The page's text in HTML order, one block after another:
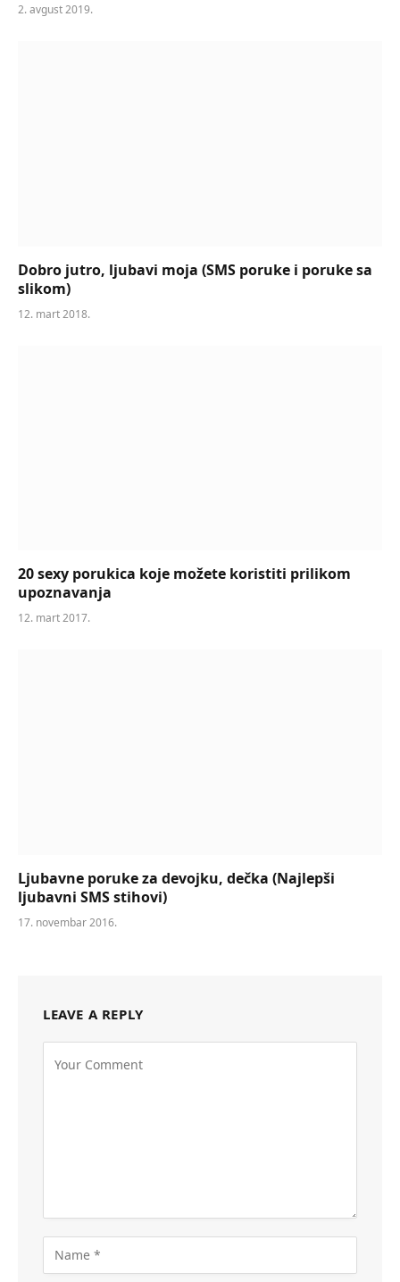
2. avgust 2019.
Dobro jutro, ljubavi moja (SMS poruke i poruke sa
slikom)
12. mart 2018.
20 sexy porukica koje možete koristiti prilikom
upoznavanja
12. mart 2017.
Ljubavne poruke za devojku, dečka (Najlepši
ljubavni SMS stihovi)
17. novembar 2016.
LEAVE A REPLY